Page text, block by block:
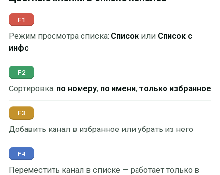
F1
Режим просмотра списка: Список или Список с
инфо
F2
Сортировка: по номеру, по имени, только избранное
F3
Добавить канал в избранное или убрать из него
F4
Переместить канал в списке — работает только в